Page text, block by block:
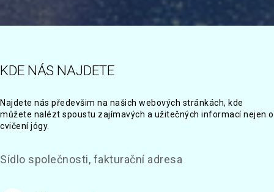
KDE NÁS NAJDETE
Najdete nás předevšim na našich webových stránkách, kde
můžete nalézt spoustu zajímavých a užitečných informací nejen o
cvičení jógy.
Sídlo společnosti, fakturační adresa